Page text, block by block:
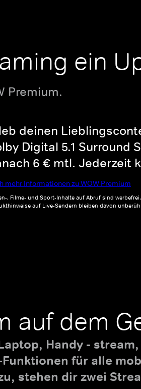
ein
Premium.
deinen
Digital 5.1 Surround
6 € mtl. Jederzeit
mehr Informationen zu WOW Premium
, Filme- und Sport-Inhalte auf Abruf sind
auf Live-Sendern bleiben davon
auf dem
Handy -
für alle
stehen dir zwei